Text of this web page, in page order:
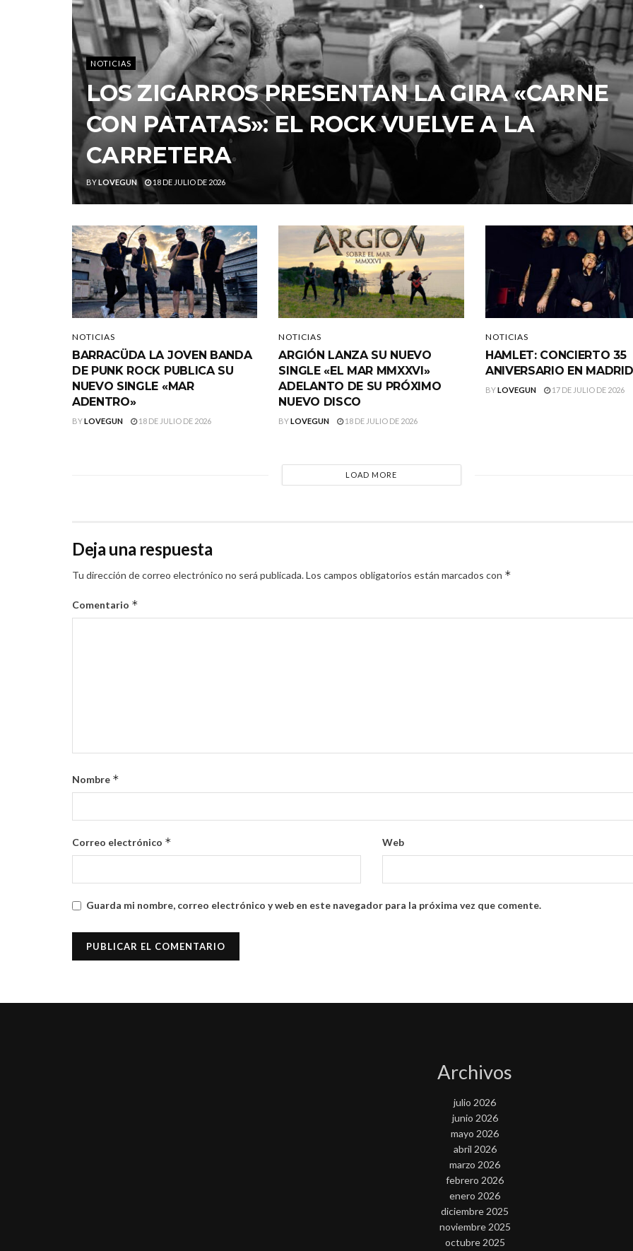
NOTICIAS
LOS ZIGARROS PRESENTAN LA GIRA «CARNE
CON PATATAS»: EL ROCK VUELVE A LA
CARRETERA
BYLOVEGUN 18 DE JULIO DE 2026
NOTICIAS
BARRACÜDA LA JOVEN BANDA
DE PUNK ROCK PUBLICA SU
NUEVO SINGLE «MAR
ADENTRO»
BYLOVEGUN 18 DE JULIO DE 2026
NOTICIAS
ARGIÓN LANZA SU NUEVO
SINGLE «EL MAR MMXXVI»
ADELANTO DE SU PRÓXIMO
NUEVO DISCO
BYLOVEGUN 18 DE JULIO DE 2026
NOTICIAS
HAMLET: CONCIERTO 35
ANIVERSARIO EN MADRID
BYLOVEGUN 17 DE JULIO DE 2026
LOAD MORE
Deja una respuesta
Tu dirección de correo electrónico no será publicada.Los campos obligatorios están marcados con *
Comentario *
Nombre *
Correo electrónico * Web
Guarda mi nombre, correo electrónico y web en este navegador para la próxima vez que comente.
Archivos
julio 2026
junio 2026
mayo 2026
abril 2026
marzo 2026
febrero 2026
enero 2026
diciembre 2025
noviembre 2025
octubre 2025